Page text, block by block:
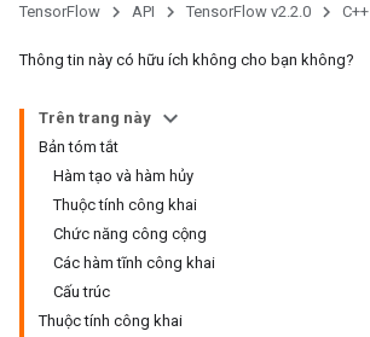
TensorFlow API TensorFlow v2.2.0 C++
Thông tin này có hữu ích không cho bạn không?
Trên trang này
Bản tóm tắt
Hàm tạo và hàm hủy
Thuộc tính công khai
Chức năng công cộng
Các hàm tĩnh công khai
Cấu trúc
Thuộc tính công khai